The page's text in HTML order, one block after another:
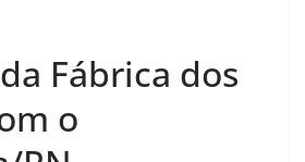
Fábrica dos
o